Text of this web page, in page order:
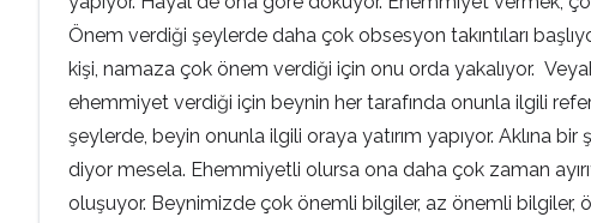
Önem verdiği şeylerde daha çok obsesyon takıntıları
kişi, namaza çok önem verdiği için onu orda yakalıyor.
ehemmiyet verdiği için beynin her tarafında onunla ilgili
şeylerde, beyin onunla ilgili oraya yatırım yapıyor. Aklına
diyor mesela. Ehemmiyetli olursa ona daha çok zaman
oluşuyor. Beynimizde çok önemli bilgiler, az önemli bilgiler,